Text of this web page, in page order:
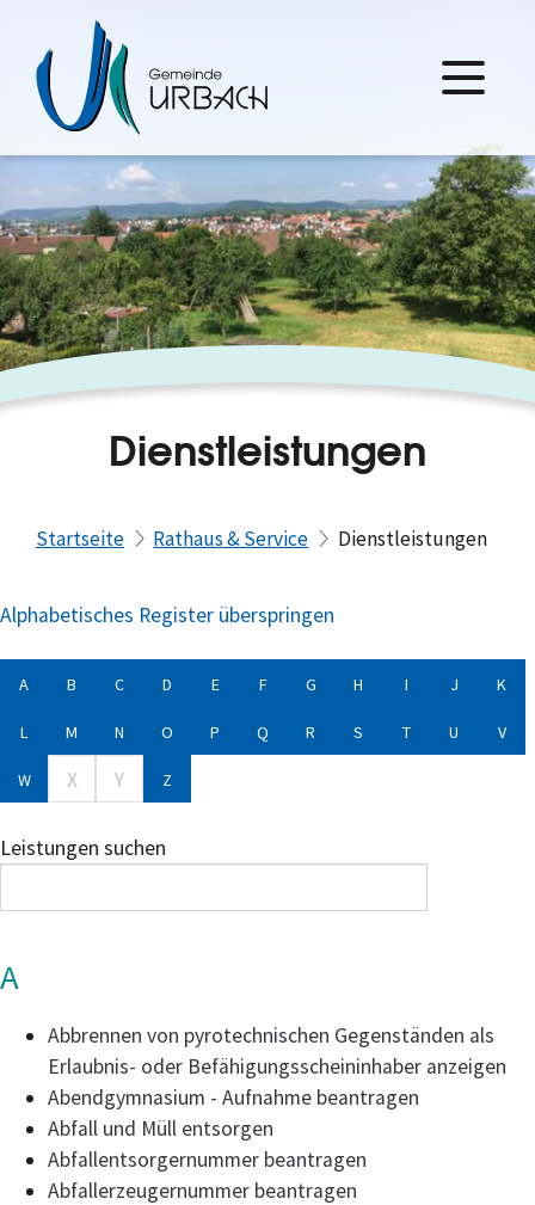
Dienstleistungen
Startseite Rathaus & Service Dienstleistungen
Alphabetisches Register überspringen
A B C D E F G H I J K
L M N O P Q R S T U V
W X Y Z
Leistungen suchen
A
Abbrennen von pyrotechnischen Gegenständen als
Erlaubnis- oder Befähigungsscheininhaber anzeigen
Abendgymnasium - Aufnahme beantragen
Abfall und Müll entsorgen
Abfallentsorgernummer beantragen
Abfallerzeugernummer beantragen